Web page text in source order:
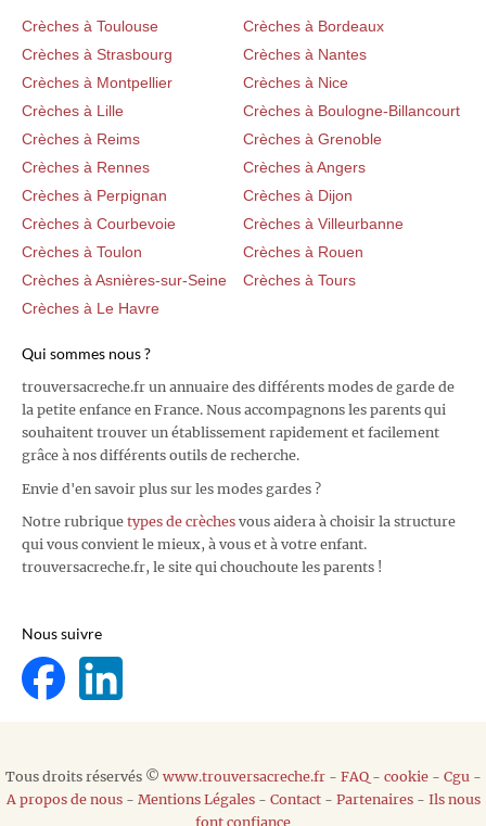
Crèches à Toulouse
Crèches à Bordeaux
Crèches à Strasbourg
Crèches à Nantes
Crèches à Montpellier
Crèches à Nice
Crèches à Lille
Crèches à Boulogne-Billancourt
Crèches à Reims
Crèches à Grenoble
Crèches à Rennes
Crèches à Angers
Crèches à Perpignan
Crèches à Dijon
Crèches à Courbevoie
Crèches à Villeurbanne
Crèches à Toulon
Crèches à Rouen
Crèches à Asnières-sur-Seine
Crèches à Tours
Crèches à Le Havre
Qui sommes nous ?
trouversacreche.fr un annuaire des différents modes de garde de
la petite enfance en France. Nous accompagnons les parents qui
souhaitent trouver un établissement rapidement et facilement
grâce à nos différents outils de recherche.
Envie d'en savoir plus sur les modes gardes ?
Notre rubrique types de crèches vous aidera à choisir la structure
qui vous convient le mieux, à vous et à votre enfant.
trouversacreche.fr, le site qui chouchoute les parents !
Nous suivre
Tous droits réservés © www.trouversacreche.fr- FAQ- cookie- Cgu -
A propos de nous- Mentions Légales- Contact- Partenaires- Ils nous
font confiance